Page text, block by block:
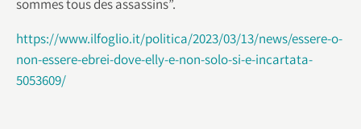
sommes tous des assassins”.
https://www.ilfoglio.it/politica/2023/03/13/news/essere-o-
non-essere-ebrei-dove-elly-e-non-solo-si-e-incartata-
5053609/